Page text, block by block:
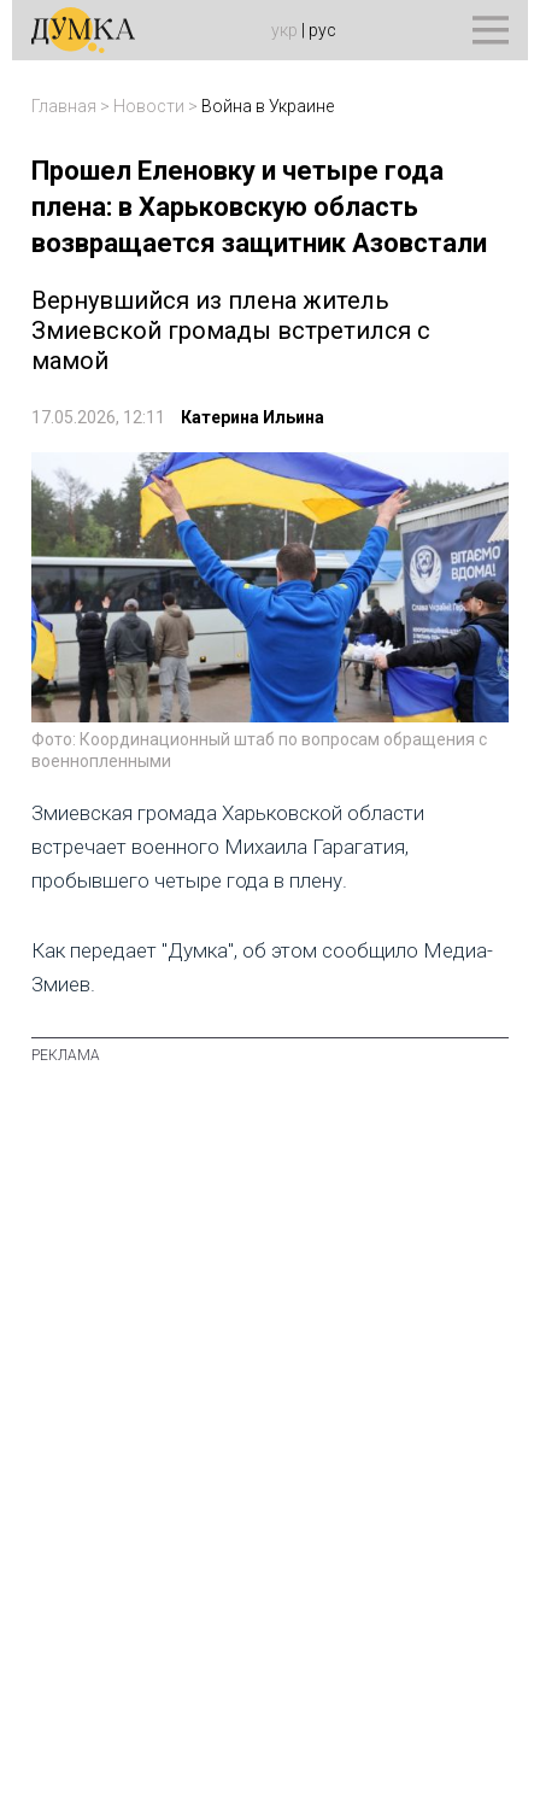
укр рус
Главная > Новости > Война в Украине
Прошел Еленовку и четыре года
плена: в Харьковскую область
возвращается защитник Азовстали
Вернувшийся из плена житель
Змиевской громады встретился с
мамой
17.05.2026, 12:11 Катерина Ильина
Фото: Координационный штаб по вопросам обращения с
военнопленными
Змиевская громада Харьковской области
встречает военного Михаила Гарагатия,
пробывшего четыре года в плену.
Как передает "Думка", об этом сообщило Медиа-
Змиев.